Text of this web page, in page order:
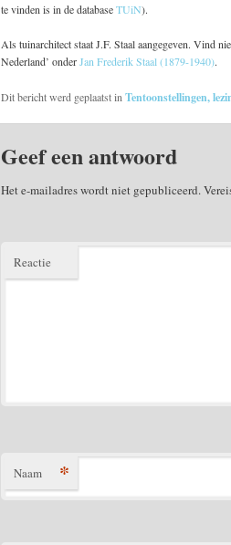
te vinden is in de databaseTUiN).
Als tuinarchitect staat J.F. Staal aangegeven. Vind
Nederland’ onderJan Frederik Staal (1879-1940).
Dit bericht werd geplaatst in Tentoonstellingen,
Geef een antwoord
Het e-mailadres wordt niet gepubliceerd.
Reactie
Naam *